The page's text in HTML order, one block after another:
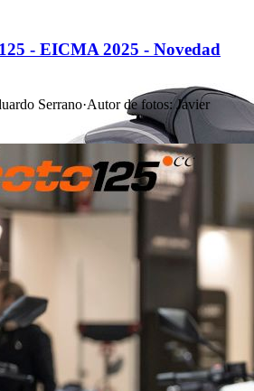
- EICMA 2025 - Novedad
Serrano·Autor de fotos: Javier